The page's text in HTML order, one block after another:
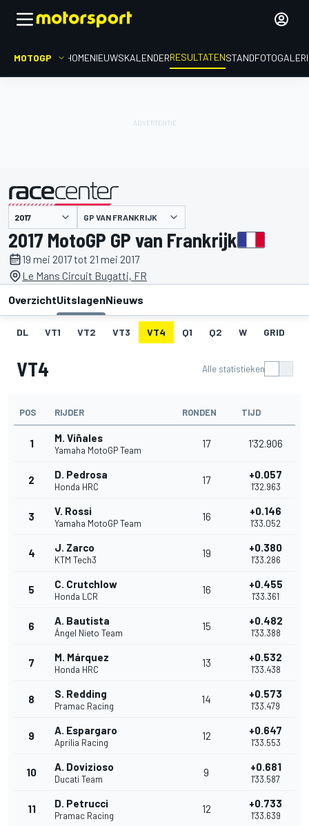
MOTOGP HOMENIEUWSKALENDERRESULTATENSTAND
gepresenteerd door GP VAN FRANKRIJK
2017 MotoGP GP van Frankrijk
19 mei 2017 tot 21 mei 2017
Le Mans Circuit Bugatti, FR
OverzichtUitslagenNieuws
DL VT1 VT2 VT3 VT4 Q1 Q2 W GRID
VT4 Alle statistieken
POS RIJDER RONDEN TIJD
1 M. Viñales
Yamaha MotoGP Team
17 1'32.906
2 D. Pedrosa
Honda HRC
17 +0.057
1'32.963
3 V. Rossi
Yamaha MotoGP Team
16 +0.146
1'33.052
4 J. Zarco
KTM Tech3
19 +0.380
1'33.286
5 C. Crutchlow
Honda LCR
16 +0.455
1'33.361
6 A. Bautista
Ángel Nieto Team
15 +0.482
1'33.388
7 M. Márquez
Honda HRC
13 +0.532
1'33.438
8 S. Redding
Pramac Racing
14 +0.573
1'33.479
9 A. Espargaro
Aprilia Racing
12 +0.647
1'33.553
10 A. Dovizioso
Ducati Team
9 +0.681
1'33.587
11 D. Petrucci
Pramac Racing
12 +0.733
1'33.639